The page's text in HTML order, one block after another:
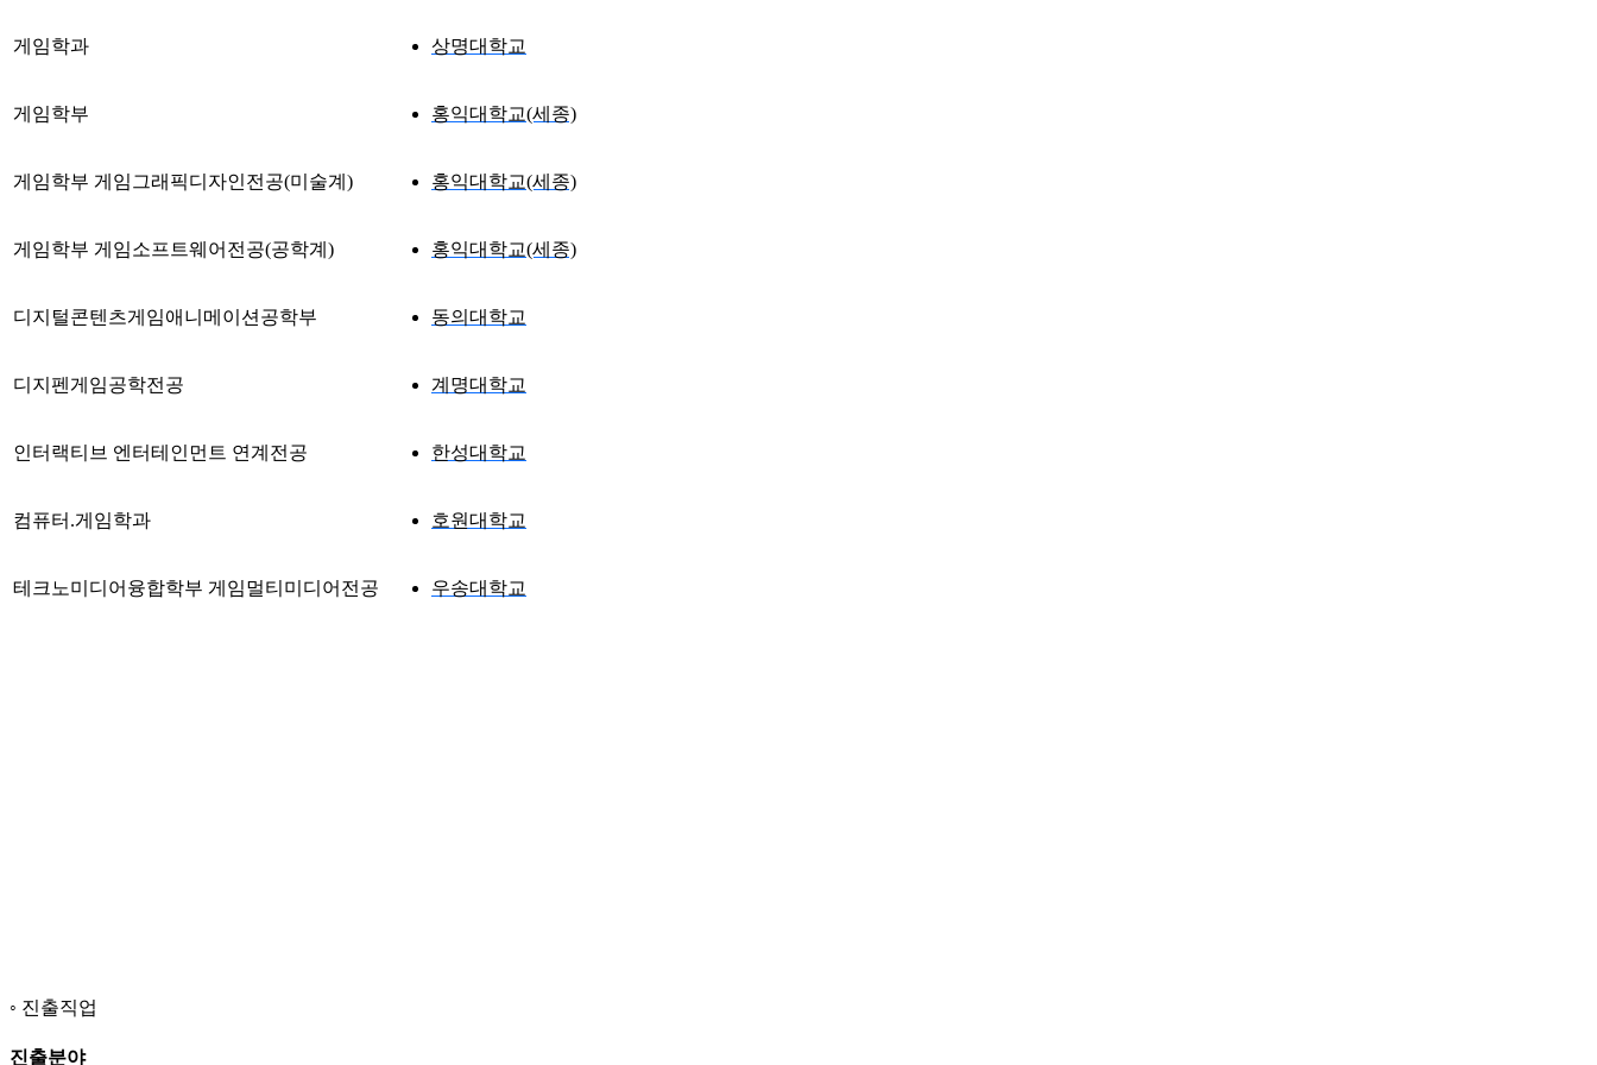
게임학과 상명대학교
게임학부 홍익대학교(세종)
게임학부 게임그래픽디자인전공(미술계) 홍익대학교(세종)
게임학부 게임소프트웨어전공(공학계) 홍익대학교(세종)
디지털콘텐츠게임애니메이션공학부 동의대학교
디지펜게임공학전공 계명대학교
인터랙티브 엔터테인먼트 연계전공 한성대학교
컴퓨터.게임학과 호원대학교
테크노미디어융합학부 게임멀티미디어전공 우송대학교
진출직업
진출분야